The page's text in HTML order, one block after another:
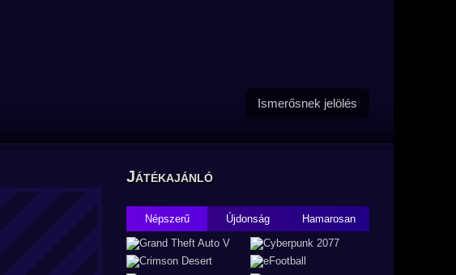
Ismerősnek jelölés
Játékajánló
Népszerű Újdonság Hamarosan